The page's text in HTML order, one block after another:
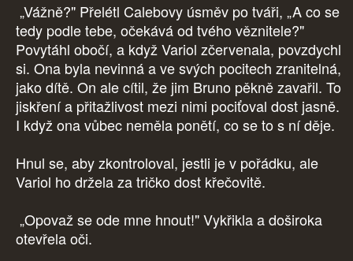
„Vážně?" Přelétl Calebovy úsměv po tváři, „A co se
tedy podle tebe, očekává od tvého věznitele?"
Povytáhl obočí, a když Variol zčervenala, povzdychl
si. Ona byla nevinná a ve svých pocitech zranitelná,
jako dítě. On ale cítil, že jim Bruno pěkně zavařil. To
jiskření a přitažlivost mezi nimi pociťoval dost jasně.
I když ona vůbec neměla ponětí, co se to s ní děje.
Hnul se, aby zkontroloval, jestli je v pořádku, ale
Variol ho držela za tričko dost křečovitě.
„Opovaž se ode mne hnout!" Vykřikla a doširoka
otevřela oči.